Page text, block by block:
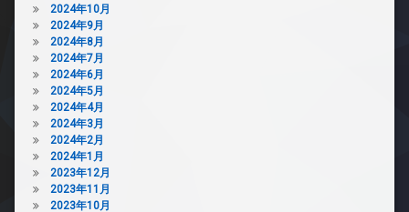
2024年10月
2024年9月
2024年8月
2024年7月
2024年6月
2024年5月
2024年4月
2024年3月
2024年2月
2024年1月
2023年12月
2023年11月
2023年10月